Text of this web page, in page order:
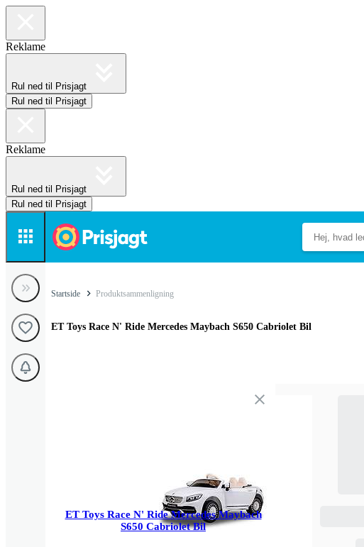
Reklame
Rul ned til Prisjagt
Rul ned til Prisjagt
Reklame
Rul ned til Prisjagt
Rul ned til Prisjagt
Startside Produktsammenligning
ET Toys Race N' Ride Mercedes Maybach S650 Cabriolet Bil
ET Toys Race N' Ride Mercedes Maybach
S650 Cabriolet Bil